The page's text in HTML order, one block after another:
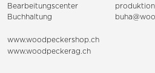
Bearbeitungscenter
Buchhaltung
www.woodpeckershop.ch
www.woodpeckerag.ch